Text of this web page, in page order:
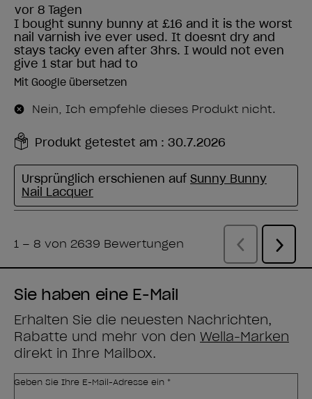
Sie haben eine E-Mail
Erhalten Sie die neuesten Nachrichten,
Rabatte und mehr von den Wella-Marken
direkt in Ihre Mailbox.
Geben Sie Ihre E-Mail-Adresse ein *